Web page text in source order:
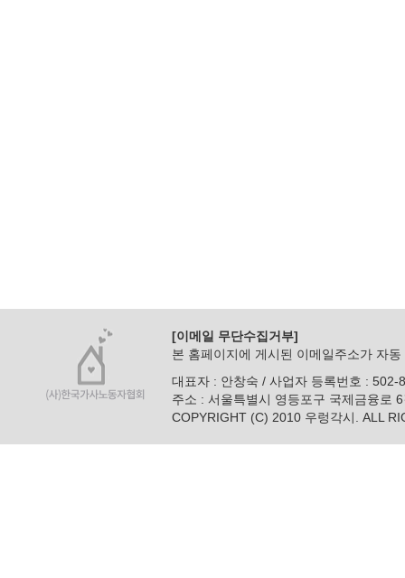
[이메일 무단수집거부]
본 홈페이지에 게시된 이메일주소가 자
대표자 : 안창숙 / 사업자 등록번호 :
주소 : 서울특별시 영등포구 국제금융로
COPYRIGHT (C) 2010 우렁각시. ALL